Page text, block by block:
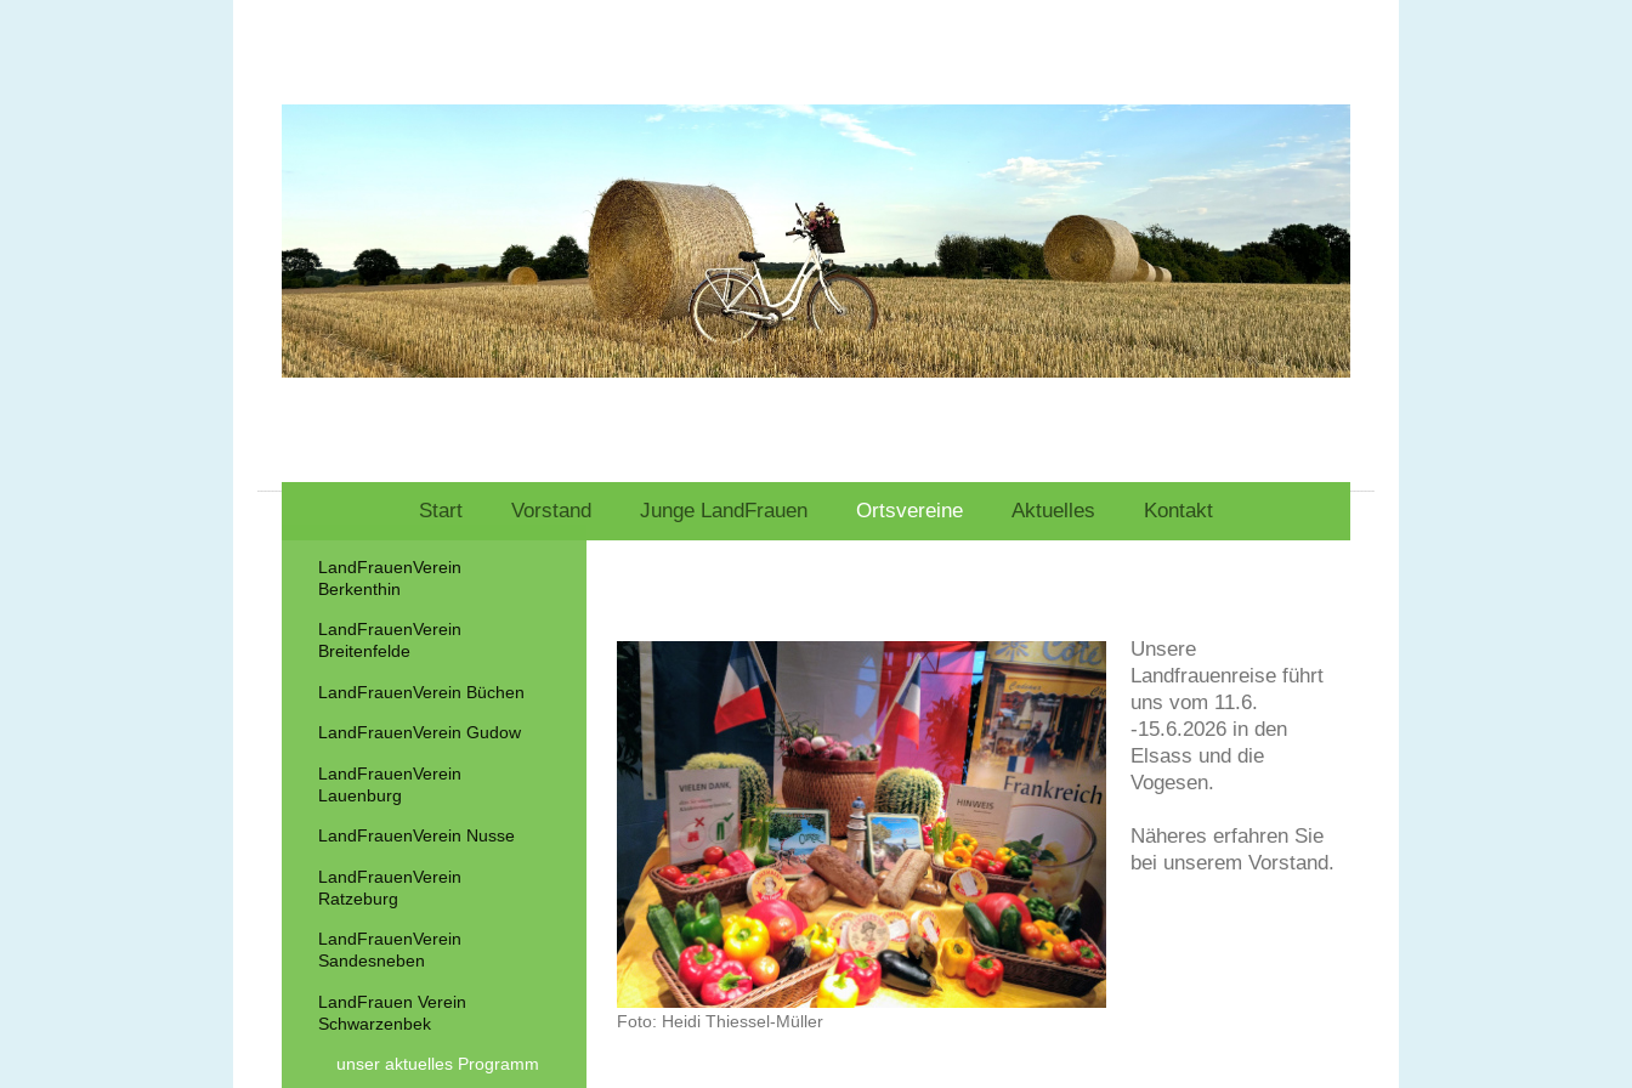
Start Vorstand Junge LandFrauen Ortsvereine Aktuelles Kontakt
Foto: Heidi Thiessel-Müller
Unsere
Landfrauenreise führt
uns vom 11.6.
-15.6.2026 in den
Elsass und die
Vogesen.
Näheres erfahren Sie
bei unserem Vorstand.
LandFrauenVerein
Berkenthin
LandFrauenVerein
Breitenfelde
LandFrauenVerein Büchen
LandFrauenVerein Gudow
LandFrauenVerein
Lauenburg
LandFrauenVerein Nusse
LandFrauenVerein
Ratzeburg
LandFrauenVerein
Sandesneben
LandFrauen Verein
Schwarzenbek
unser aktuelles Programm